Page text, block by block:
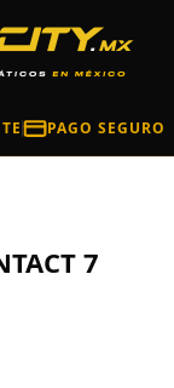
PAGO SEGURO
7